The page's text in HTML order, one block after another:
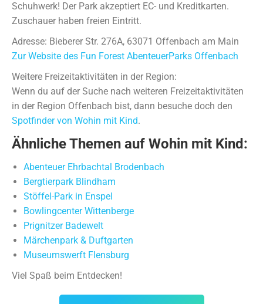
Schuhwerk! Der Park akzeptiert EC- und Kreditkarten.
Zuschauer haben freien Eintritt.
Adresse: Bieberer Str. 276A, 63071 Offenbach am Main
Zur Website des Fun Forest AbenteuerParks Offenbach
Weitere Freizeitaktivitäten in der Region:
Wenn du auf der Suche nach weiteren Freizeitaktivitäten
in der Region Offenbach bist, dann besuche doch den
Spotfinder von Wohin mit Kind.
Ähnliche Themen auf Wohin mit Kind:
Abenteuer Ehrbachtal Brodenbach
Bergtierpark Blindham
Stöffel-Park in Enspel
Bowlingcenter Wittenberge
Prignitzer Badewelt
Märchenpark & Duftgarten
Museumswerft Flensburg
Viel Spaß beim Entdecken!